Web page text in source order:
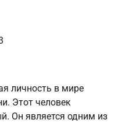
личность в мире
Этот человек
Он является одним из